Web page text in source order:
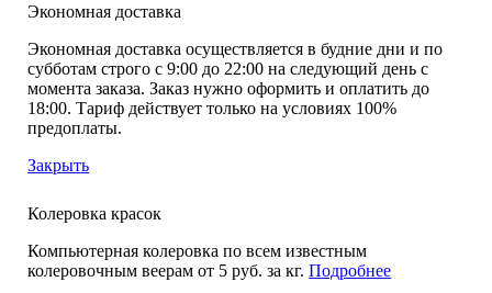
Экономная доставка
Экономная доставка осуществляется в будние дни и по
субботам строго с 9:00 до 22:00 на следующий день с
момента заказа. Заказ нужно оформить и оплатить до
18:00. Тариф действует только на условиях 100%
предоплаты.
Закрыть
Колеровка красок
Компьютерная колеровка по всем известным
колеровочным веерам от 5 руб. за кг.Подробнее